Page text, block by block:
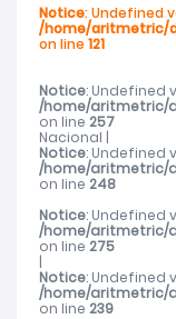
Abren talleres
Cerca de mil de
Notice: Undefined
/home/aritmetric/
on line 121
Notice: Undefined
/home/aritmetric/
on line 257
Nacional |
Notice: Undefined
/home/aritmetric/
on line 248
Notice: Undefined
/home/aritmetric/
on line 275
|
Notice: Undefined
/home/aritmetric/
on line 239